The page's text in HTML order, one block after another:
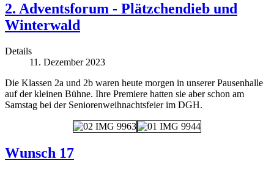
2. Adventsforum - Plätzchendieb und
Winterwald
Details
11. Dezember 2023
Die Klassen 2a und 2b waren heute morgen in unserer Pausenhalle
auf der kleinen Bühne. Ihre Premiere hatten sie aber schon am
Samstag bei der Seniorenweihnachtsfeier im DGH.
Wunsch 17